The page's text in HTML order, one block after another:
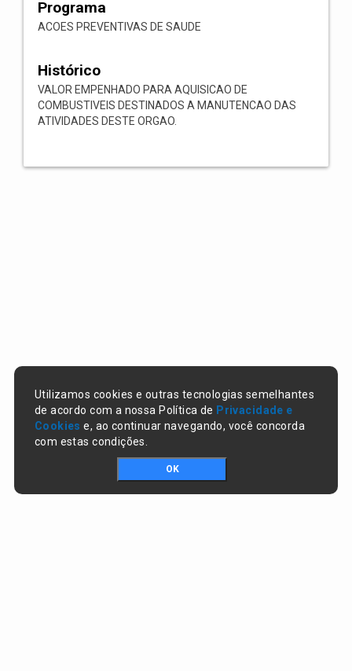
Programa
ACOES PREVENTIVAS DE SAUDE
Histórico
VALOR EMPENHADO PARA AQUISICAO DE
COMBUSTIVEIS DESTINADOS A MANUTENCAO DAS
ATIVIDADES DESTE ORGAO.
Utilizamos cookies e outras tecnologias semelhantes
de acordo com a nossa Política de Privacidade e
Cookies e, ao continuar navegando, você concorda
com estas condições.
OK